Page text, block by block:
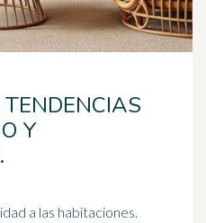
Y
a las habitaciones.